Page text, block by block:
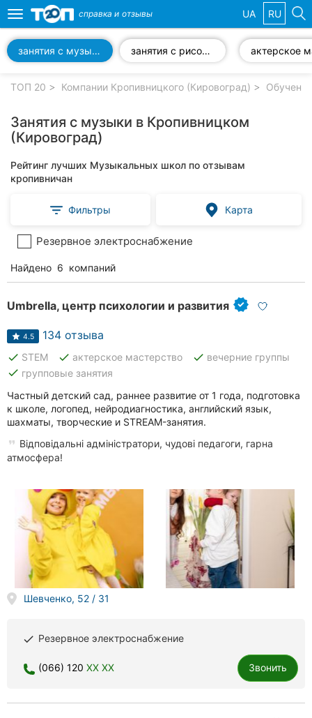
компании
рубрики:
клиники
Ветеринарные
клиники
Все
рубрики
города:
Кропивницкий
Винница
Житомир
Хмельницкий
Ровно
Toggle
navigation
справка и отзывы UA RU
занятия с рисования
занятия с музыки
ТОП 20 Компании Кропивницкого (Кировоград)
Занятия с музыки в Кропивницком
(Кировоград)
Рейтинг лучших Музыкальных школ по отзывам
кропивничан
Фильтры Карта
Резервное электроснабжение
Найдено 6 компаний
Umbrella, центр психологии и развития
4.5 134 отзыва
done STEM done актерское мастерство done вечерние группы
done групповые занятия
Частный детский сад, раннее развитие от 1 года, подготовка
к школе, логопед, нейродиагностика, английский язык,
шахматы, творческие и STREAM-занятия.
Відповідальні адміністратори, чудові педагоги, гарна
атмосфера!
Шевченко, 52 / 31
done Резервное электроснабжение
(066) 120 XX XX Звонить